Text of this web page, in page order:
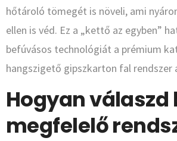
hőtároló tömegét is növeli, ami
ellen is véd. Ez a „kettő az egyben”
befúvásos technológiát a prémium
hangszigető gipszkarton fal rendszer
Hogyan válaszd
megfelelő